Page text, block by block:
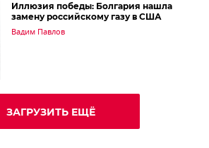
Иллюзия победы: Болгария нашла
замену российскому газу в США
Вадим Павлов
ЗАГРУЗИТЬ ЕЩЁ